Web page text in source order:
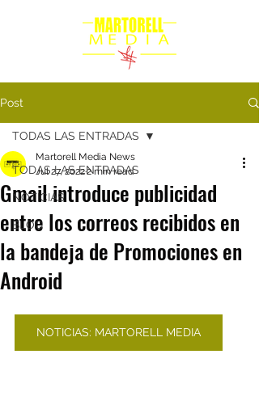
Post
TODAS LAS ENTRADAS
NOTICIAS
BLOG
TODAS LAS ENTRADAS
Gmail introduce publicidad
entre los correos recibidos en
la bandeja de Promociones en
Android
Martorell Media News
Jul 27, 20222 min read
NOTICIAS: MARTORELL MEDIA